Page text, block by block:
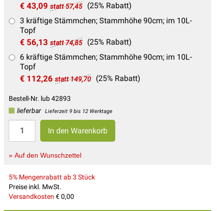
€ 43,09 statt 57,45
(25% Rabatt)
3 kräftige Stämmchen; Stammhöhe 90cm; im 10L-
Topf
€ 56,13 statt 74,85
(25% Rabatt)
6 kräftige Stämmchen; Stammhöhe 90cm; im 10L-
Topf
€ 112,26 statt 149,70 (25% Rabatt)
Bestell-Nr. lub 42893
lieferbar
Lieferzeit 9 bis 12 Werktage
» Auf den Wunschzettel
5% Mengenrabatt ab 3 Stück
Preise inkl. MwSt.
Versandkosten € 0,00